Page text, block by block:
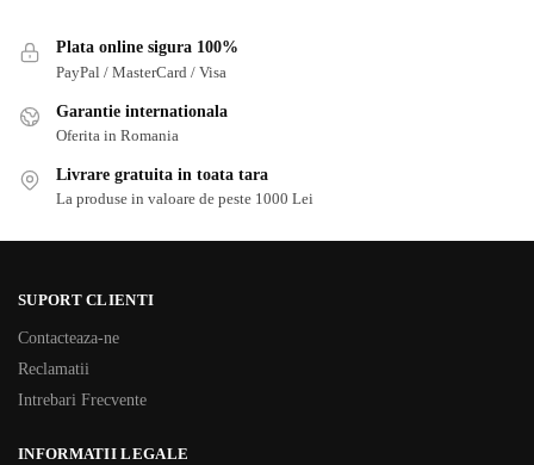
Plata online sigura 100%
PayPal / MasterCard / Visa
Garantie internationala
Oferita in Romania
Livrare gratuita in toata tara
La produse in valoare de peste 1000 Lei
SUPORT CLIENTI
Contacteaza-ne
Reclamatii
Intrebari Frecvente
INFORMATII LEGALE